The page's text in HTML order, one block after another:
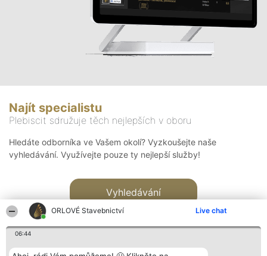
ORLOVÉ Stavebnictví Live chat
06:44
Najít specialistu
Plebiscit sdružuje těch nejlepších v oboru
Hledáte odborníka ve Vašem okolí? Vyzkoušejte naše
vyhledávání. Využívejte pouze ty nejlepší služby!
Vyhledávání